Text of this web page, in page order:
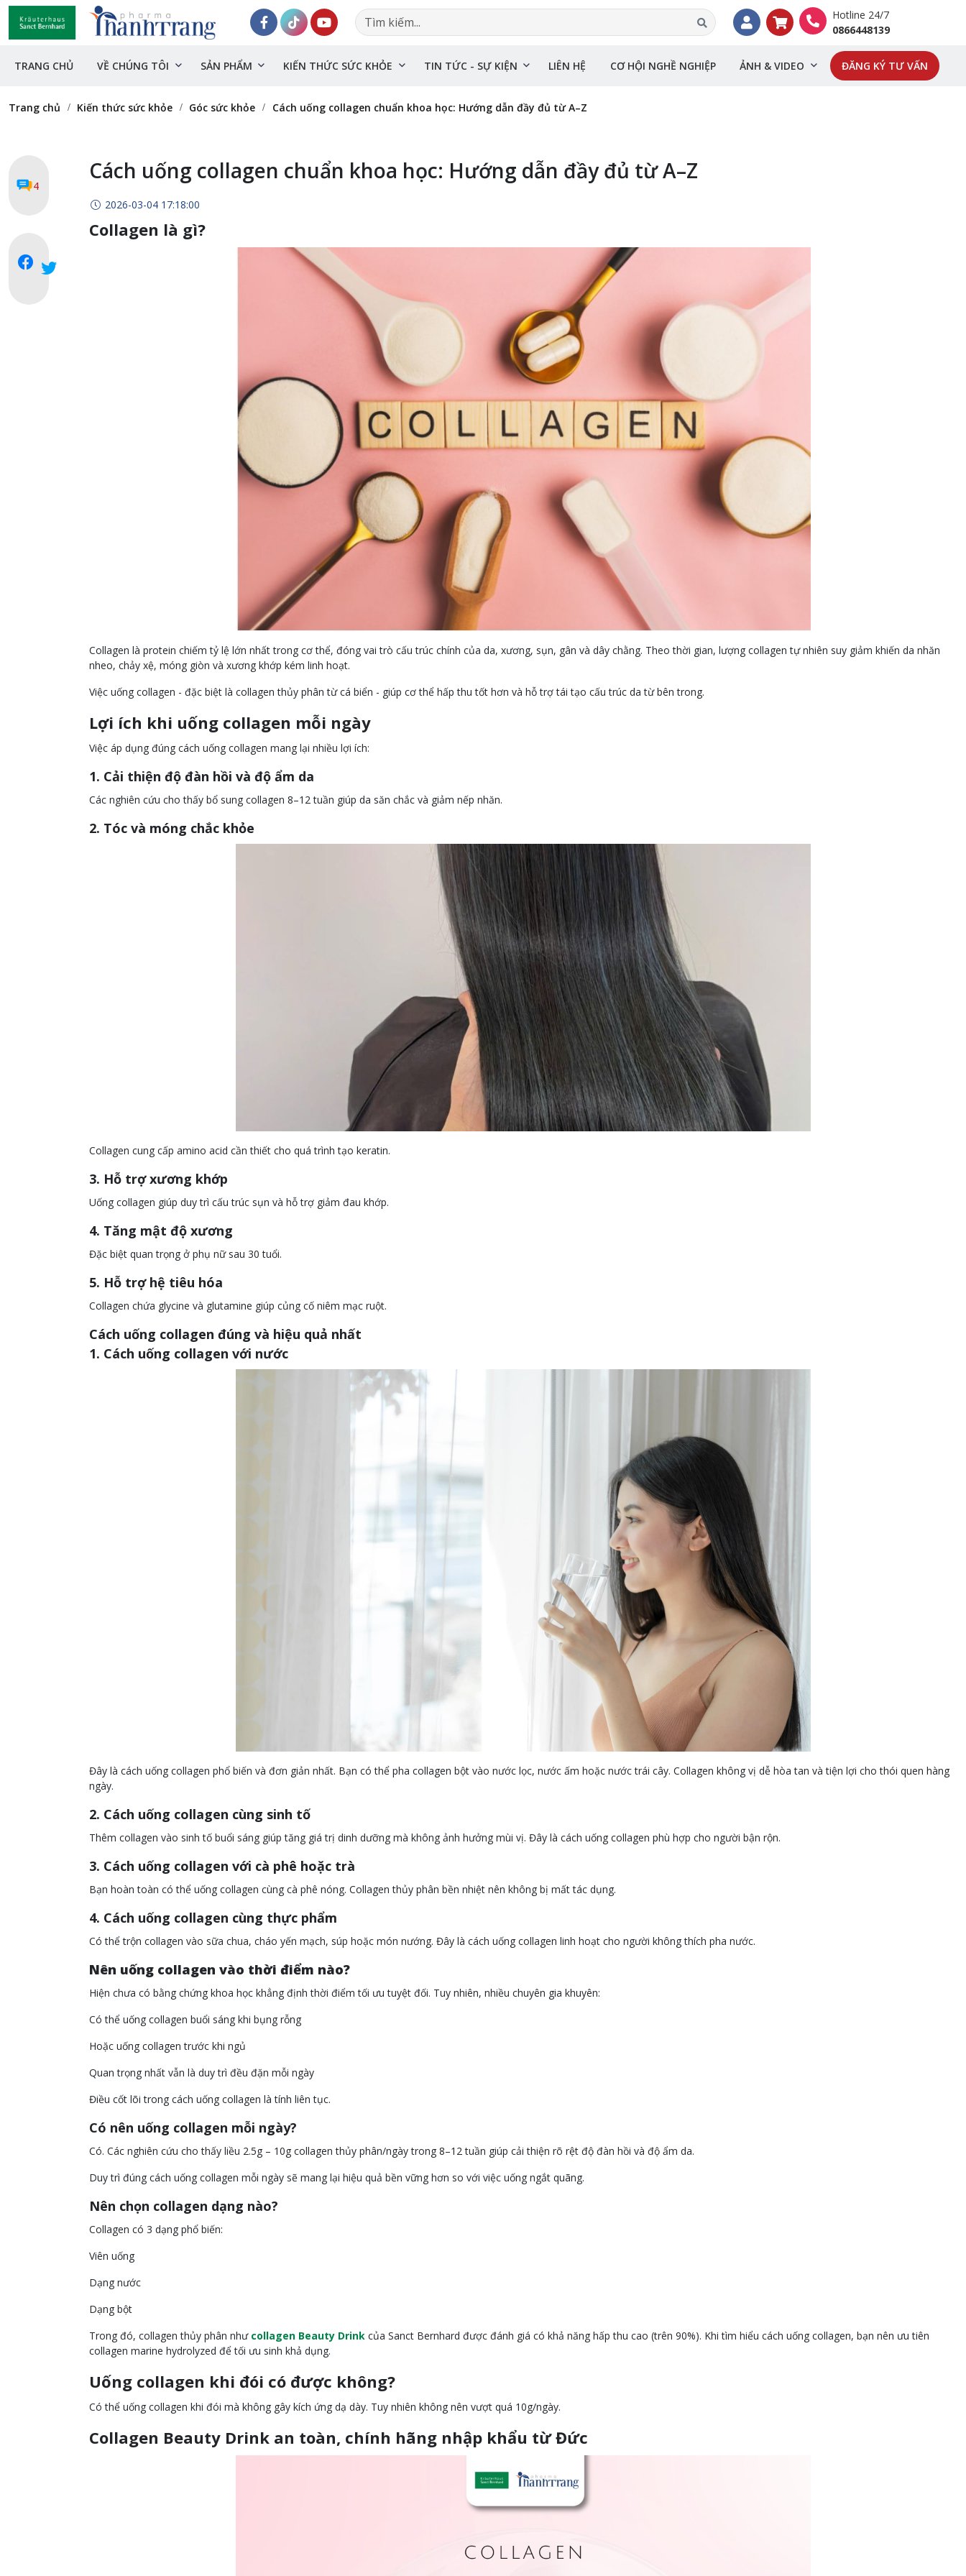
Hotline 24/7
0866448139
TRANG CHỦ VỀ CHÚNG TÔI SẢN PHẨM KIẾN THỨC SỨC KHỎE TIN TỨC - SỰ KIỆN LIÊN HỆ CƠ HỘI NGHỀ NGHIỆP ẢNH & VIDEO ĐĂNG KÝ TƯ VẤN
Trang chủ Kiến thức sức khỏe Góc sức khỏe Cách uống collagen chuẩn khoa học: Hướng dẫn đầy đủ từ A–Z
4
Cách uống collagen chuẩn khoa học: Hướng dẫn đầy đủ từ A–Z
2026-03-04 17:18:00
Collagen là gì?
Collagen là protein chiếm tỷ lệ lớn nhất trong cơ thể, đóng vai trò cấu trúc chính của da, xương, sụn, gân và dây chằng. Theo thời gian, lượng collagen tự nhiên suy giảm khiến da nhăn
nheo, chảy xệ, móng giòn và xương khớp kém linh hoạt.
Việc uống collagen - đặc biệt là collagen thủy phân từ cá biển - giúp cơ thể hấp thu tốt hơn và hỗ trợ tái tạo cấu trúc da từ bên trong.
Lợi ích khi uống collagen mỗi ngày
Việc áp dụng đúng cách uống collagen mang lại nhiều lợi ích:
1. Cải thiện độ đàn hồi và độ ẩm da
Các nghiên cứu cho thấy bổ sung collagen 8–12 tuần giúp da săn chắc và giảm nếp nhăn.
2. Tóc và móng chắc khỏe
Collagen cung cấp amino acid cần thiết cho quá trình tạo keratin.
3. Hỗ trợ xương khớp
Uống collagen giúp duy trì cấu trúc sụn và hỗ trợ giảm đau khớp.
4. Tăng mật độ xương
Đặc biệt quan trọng ở phụ nữ sau 30 tuổi.
5. Hỗ trợ hệ tiêu hóa
Collagen chứa glycine và glutamine giúp củng cố niêm mạc ruột.
Cách uống collagen đúng và hiệu quả nhất
1. Cách uống collagen với nước
Đây là cách uống collagen phổ biến và đơn giản nhất. Bạn có thể pha collagen bột vào nước lọc, nước ấm hoặc nước trái cây. Collagen không vị dễ hòa tan và tiện lợi cho thói quen hàng
ngày.
2. Cách uống collagen cùng sinh tố
Thêm collagen vào sinh tố buổi sáng giúp tăng giá trị dinh dưỡng mà không ảnh hưởng mùi vị. Đây là cách uống collagen phù hợp cho người bận rộn.
3. Cách uống collagen với cà phê hoặc trà
Bạn hoàn toàn có thể uống collagen cùng cà phê nóng. Collagen thủy phân bền nhiệt nên không bị mất tác dụng.
4. Cách uống collagen cùng thực phẩm
Có thể trộn collagen vào sữa chua, cháo yến mạch, súp hoặc món nướng. Đây là cách uống collagen linh hoạt cho người không thích pha nước.
Nên uống collagen vào thời điểm nào?
Hiện chưa có bằng chứng khoa học khẳng định thời điểm tối ưu tuyệt đối. Tuy nhiên, nhiều chuyên gia khuyên:
Có thể uống collagen buổi sáng khi bụng rỗng
Hoặc uống collagen trước khi ngủ
Quan trọng nhất vẫn là duy trì đều đặn mỗi ngày
Điều cốt lõi trong cách uống collagen là tính liên tục.
Có nên uống collagen mỗi ngày?
Có. Các nghiên cứu cho thấy liều 2.5g – 10g collagen thủy phân/ngày trong 8–12 tuần giúp cải thiện rõ rệt độ đàn hồi và độ ẩm da.
Duy trì đúng cách uống collagen mỗi ngày sẽ mang lại hiệu quả bền vững hơn so với việc uống ngắt quãng.
Nên chọn collagen dạng nào?
Collagen có 3 dạng phổ biến:
Viên uống
Dạng nước
Dạng bột
Trong đó, collagen thủy phân như collagen Beauty Drink của Sanct Bernhard được đánh giá có khả năng hấp thu cao (trên 90%). Khi tìm hiểu cách uống collagen, bạn nên ưu tiên
collagen marine hydrolyzed để tối ưu sinh khả dụng.
Uống collagen khi đói có được không?
Có thể uống collagen khi đói mà không gây kích ứng dạ dày. Tuy nhiên không nên vượt quá 10g/ngày.
Collagen Beauty Drink an toàn, chính hãng nhập khẩu từ Đức